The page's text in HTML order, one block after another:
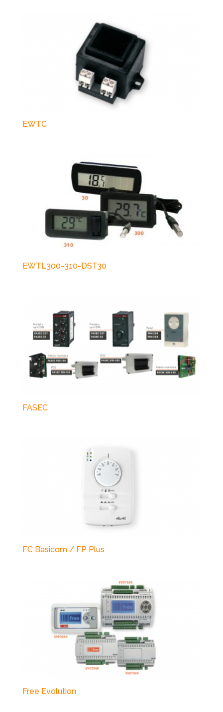
EWTC
EWTL300-310-DST30
FASEC
FC Basicom / FP Plus
Free Evolution